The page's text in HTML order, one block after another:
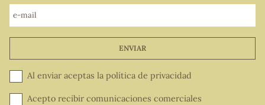
e-mail
ENVIAR
Al enviar aceptas la política de privacidad
Acepto recibir comunicaciones comerciales